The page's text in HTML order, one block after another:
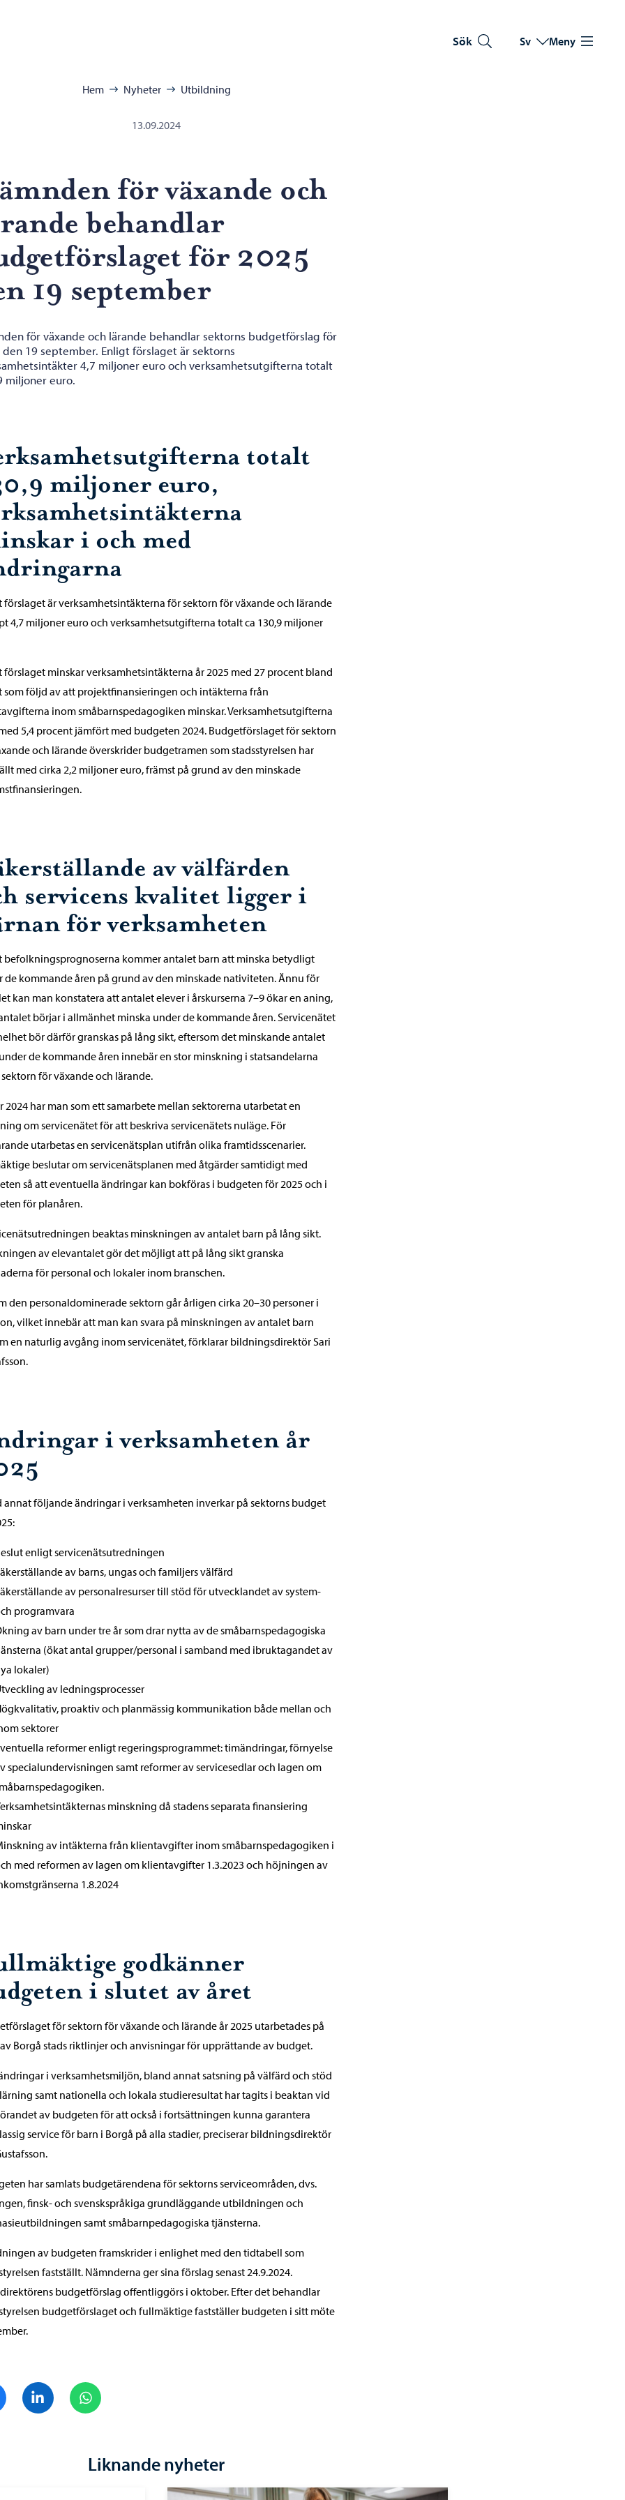
Sök Byt språk
Nuvarande språk:
Sv Meny
Hem Nyheter Utbildning
13.09.2024
för växande och
behandlar
för 2025
19 september
för växande och lärande behandlar sektorns budgetförslag för
den 19 september. Enligt förslaget är sektorns
4,7 miljoner euro och verksamhetsutgifterna totalt
miljoner euro.
totalt
miljoner euro,
i och med
förslaget är verksamhetsintäkterna för sektorn för växande och lärande
4,7 miljoner euro och verksamhetsutgifterna totalt ca 130,9 miljoner
förslaget minskar verksamhetsintäkterna år 2025 med 27 procent bland
som följd av att projektfinansieringen och intäkterna från
inom småbarnspedagogiken minskar. Verksamhetsutgifterna
5,4 procent jämfört med budgeten 2024. Budgetförslaget för sektorn
och lärande överskrider budgetramen som stadsstyrelsen har
med cirka 2,2 miljoner euro, främst på grund av den minskade
av välfärden
servicens kvalitet ligger i
för verksamheten
befolkningsprognoserna kommer antalet barn att minska betydligt
de kommande åren på grund av den minskade nativiteten. Ännu för
kan man konstatera att antalet elever i årskurserna 7–9 ökar en aning,
börjar i allmänhet minska under de kommande åren. Servicenätet
bör därför granskas på lång sikt, eftersom det minskande antalet
de kommande åren innebär en stor minskning i statsandelarna
för växande och lärande.
2024 har man som ett samarbete mellan sektorerna utarbetat en
om servicenätet för att beskriva servicenätets nuläge. För
utarbetas en servicenätsplan utifrån olika framtidsscenarier.
beslutar om servicenätsplanen med åtgärder samtidigt med
så att eventuella ändringar kan bokföras i budgeten för 2025 och i
för planåren.
beaktas minskningen av antalet barn på lång sikt.
av elevantalet gör det möjligt att på lång sikt granska
för personal och lokaler inom branschen.
den personaldominerade sektorn går årligen cirka 20–30 personer i
vilket innebär att man kan svara på minskningen av antalet barn
en naturlig avgång inom servicenätet, förklarar bildningsdirektör Sari
i verksamheten år
annat följande ändringar i verksamheten inverkar på sektorns budget
enligt servicenätsutredningen
av barns, ungas och familjers välfärd
av personalresurser till stöd för utvecklandet av system-
programvara
av barn under tre år som drar nytta av de småbarnspedagogiska
(ökat antal grupper/personal i samband med ibruktagandet av
lokaler)
av ledningsprocesser
proaktiv och planmässig kommunikation både mellan och
sektorer
reformer enligt regeringsprogrammet: timändringar, förnyelse
specialundervisningen samt reformer av servicesedlar och lagen om
minskning då stadens separata finansiering
av intäkterna från klientavgifter inom småbarnspedagogiken i
med reformen av lagen om klientavgifter 1.3.2023 och höjningen av
1.8.2024
godkänner
i slutet av året
för sektorn för växande och lärande år 2025 utarbetades på
av Borgå stads riktlinjer och anvisningar för upprättande av budget.
i verksamhetsmiljön, bland annat satsning på välfärd och stöd
samt nationella och lokala studieresultat har tagits i beaktan vid
av budgeten för att också i fortsättningen kunna garantera
service för barn i Borgå på alla stadier, preciserar bildningsdirektör
har samlats budgetärendena för sektorns serviceområden, dvs.
finsk- och svenskspråkiga grundläggande utbildningen och
samt småbarnpedagogiska tjänsterna.
av budgeten framskrider i enlighet med den tidtabell som
fastställt. Nämnderna ger sina förslag senast 24.9.2024.
budgetförslag offentliggörs i oktober. Efter det behandlar
budgetförslaget och fullmäktige fastställer budgeten i sitt möte
Dela på FacebookDela på LinkedIn
Liknande nyheter